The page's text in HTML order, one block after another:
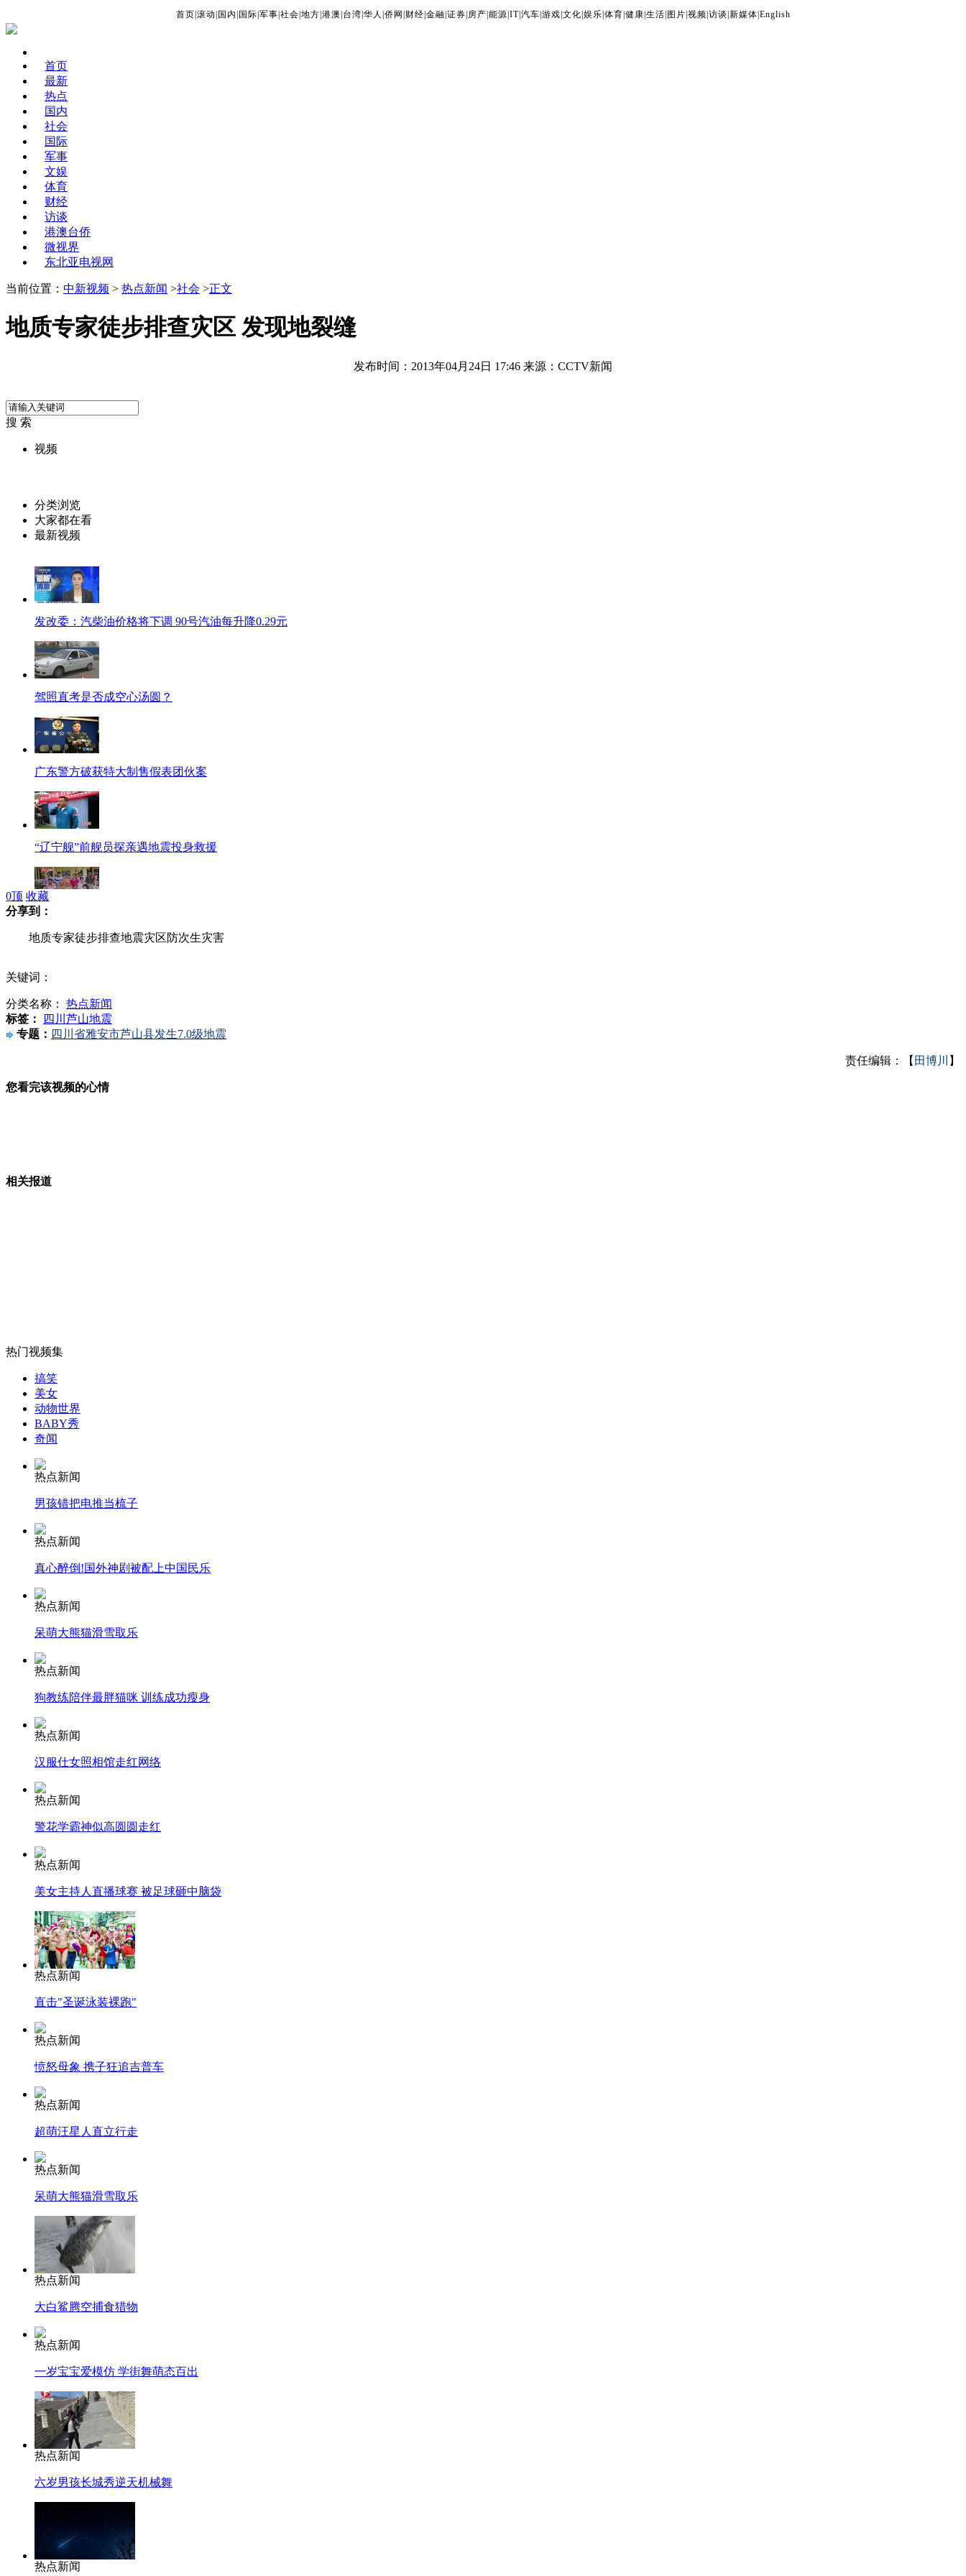
首页 滚动 国内 国际 军事 社会 地方 港澳 台湾 华人 侨网 财经 金融 证券 房产 能源 IT| 汽车 游戏 文化 娱乐 体育 健康 生活 图片 视频 访谈 新媒体 English
首页
最新
热点
国内
社会
国际
军事
文娱
体育
财经
访谈
港澳台侨
微视界
东北亚电视网
当前位置： 中新视频 > 热点新闻 >社会 >正文
地质专家徒步排查灾区 发现地裂缝
发布时间：2013年04月24日 17:46 来源：CCTV新闻
搜 索
视频
分类浏览
大家都在看
最新视频
发改委：汽柴油价格将下调 90号汽油每升降0.29元
驾照直考是否成空心汤圆？
广东警方破获特大制售假表团伙案
“辽宁舰”前舰员探亲遇地震投身救援
“火星一号”发出“移民”火星单程票
山西运城恶犬咬伤多人 警民合力深夜将其击毙
女孩北京地铁殴打老人 痛下狠手拳打脚踢
无痛分娩是否安全 医生回应
外交部：有关国家言论片面不公正
走！跟着总书记去植树
纽约上演“枕头大战”
0顶 收藏
分享到：
地质专家徒步排查地震灾区防次生灾害
关键词：
分类名称： 热点新闻
标签：
四川芦山地震
专题： 四川省雅安市芦山县发生7.0级地震
责任编辑：【 田博川 】
您看完该视频的心情
相关报道
热门视频集
搞笑
美女
动物世界
BABY秀
奇闻
热点新闻
男孩错把电推当梳子
热点新闻
真心醉倒!国外神剧被配上中国民乐
热点新闻
呆萌大熊猫滑雪取乐
热点新闻
狗教练陪伴最胖猫咪 训练成功瘦身
热点新闻
汉服仕女照相馆走红网络
热点新闻
警花学霸神似高圆圆走红
热点新闻
美女主持人直播球赛 被足球砸中脑袋
热点新闻
直击"圣诞泳装裸跑"
热点新闻
愤怒母象 携子狂追吉普车
热点新闻
超萌汪星人直立行走
热点新闻
呆萌大熊猫滑雪取乐
热点新闻
大白鲨腾空捕食猎物
热点新闻
一岁宝宝爱模仿 学街舞萌态百出
热点新闻
六岁男孩长城秀逆天机械舞
热点新闻